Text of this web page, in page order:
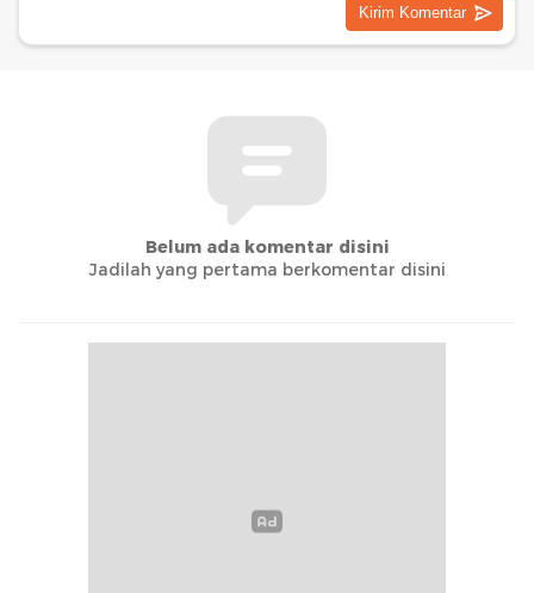
Belum ada komentar disini
Jadilah yang pertama berkomentar disini